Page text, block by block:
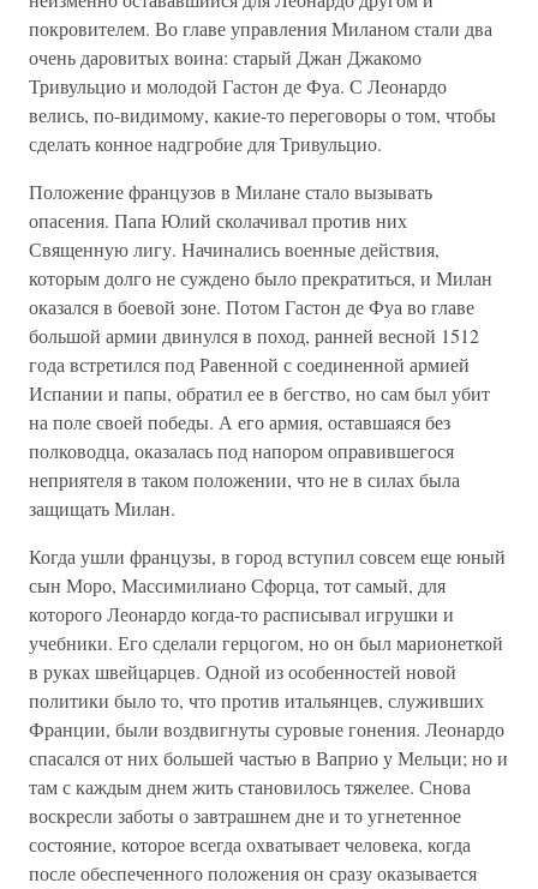
покровителем. Во главе управления Миланом стали два
очень даровитых воина: старый Джан Джакомо
Тривульцио и молодой Гастон де Фуа. С Леонардо
велись, по-видимому, какие-то переговоры о том, чтобы
сделать конное надгробие для Тривульцио.
Положение французов в Милане стало вызывать
опасения. Папа Юлий сколачивал против них
Священную лигу. Начинались военные действия,
которым долго не суждено было прекратиться, и Милан
оказался в боевой зоне. Потом Гастон де Фуа во главе
большой армии двинулся в поход, ранней весной 1512
года встретился под Равенной с соединенной армией
Испании и папы, обратил ее в бегство, но сам был убит
на поле своей победы. А его армия, оставшаяся без
полководца, оказалась под напором оправившегося
неприятеля в таком положении, что не в силах была
защищать Милан.
Когда ушли французы, в город вступил совсем еще юный
сын Моро, Массимилиано Сфорца, тот самый, для
которого Леонардо когда-то расписывал игрушки и
учебники. Его сделали герцогом, но он был марионеткой
в руках швейцарцев. Одной из особенностей новой
политики было то, что против итальянцев, служивших
Франции, были воздвигнуты суровые гонения. Леонардо
спасался от них большей частью в Ваприо у Мельци; но и
там с каждым днем жить становилось тяжелее. Снова
воскресли заботы о завтрашнем дне и то угнетенное
состояние, которое всегда охватывает человека, когда
после обеспеченного положения он сразу оказывается